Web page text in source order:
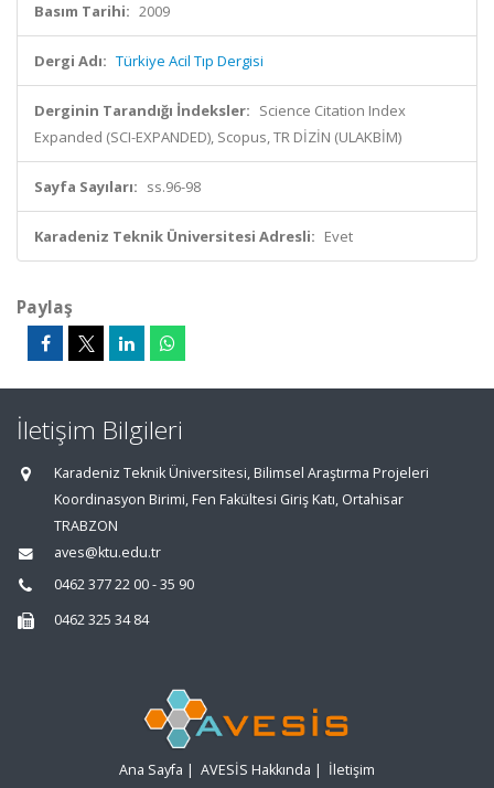
Basım Tarihi: 2009
Dergi Adı: Türkiye Acil Tıp Dergisi
Derginin Tarandığı İndeksler: Science Citation Index
Expanded (SCI-EXPANDED), Scopus, TR DİZİN (ULAKBİM)
Sayfa Sayıları: ss.96-98
Karadeniz Teknik Üniversitesi Adresli: Evet
Paylaş
İletişim Bilgileri
Karadeniz Teknik Üniversitesi, Bilimsel Araştırma Projeleri
Koordinasyon Birimi, Fen Fakültesi Giriş Katı, Ortahisar
TRABZON
aves@ktu.edu.tr
0462 377 22 00 - 35 90
0462 325 34 84
Ana Sayfa | AVESİS Hakkında | İletişim